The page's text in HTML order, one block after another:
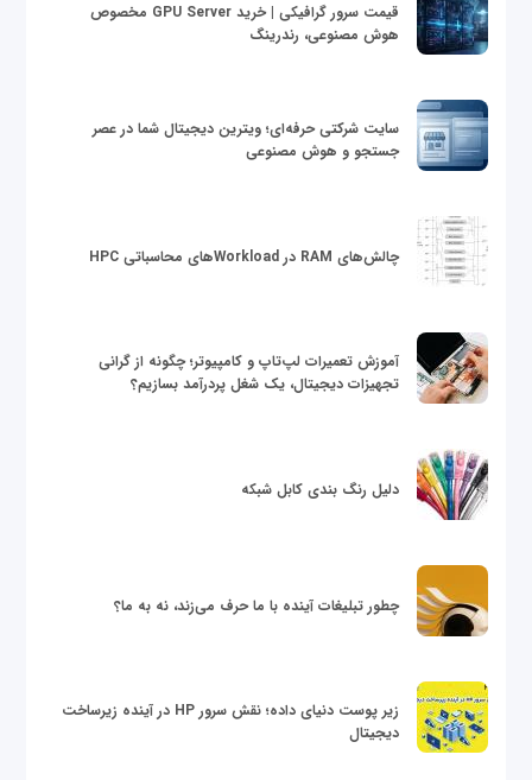
قیمت سرور گرافیکی | خرید GPU Server مخصوص
هوش مصنوعی، رندرینگ
سایت شرکتی حرفه‌ای؛ ویترین دیجیتال شما در عصر
جستجو و هوش مصنوعی
چالش‌های RAM در Workloadهای محاسباتی HPC
آموزش تعمیرات لپ‌تاپ و کامپیوتر؛ چگونه از گرانی
تجهیزات دیجیتال، یک شغل پردرآمد بسازیم؟
دلیل رنگ بندی کابل شبکه
چطور تبلیغات آینده با ما حرف می‌زند، نه به ما؟
زیر پوست دنیای داده؛ نقش سرور HP در آینده زیرساخت
دیجیتال